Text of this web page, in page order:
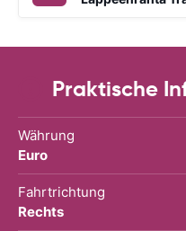
Praktische
Währung
Euro
Fahrtrichtung
Rechts